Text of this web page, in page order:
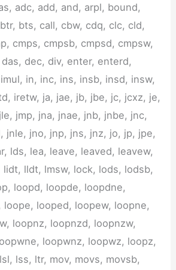
adc, add, and, arpl, bound,
bts, call, cbw, cdq, clc, cld,
cmps, cmpsb, cmpsd, cmpsw,
dec, div, enter, enterd,
in, inc, ins, insb, insd, insw,
iretw, ja, jae, jb, jbe, jc, jcxz, je,
jmp, jna, jnae, jnb, jnbe, jnc,
jnle, jno, jnp, jns, jnz, jo, jp, jpe,
lds, lea, leave, leaved, leavew,
lldt, lmsw, lock, lods, lodsb,
loopd, loopde, loopdne,
loope, looped, loopew, loopne,
loopnz, loopnzd, loopnzw,
loopwnz, loopwz, loopz,
lss, ltr, mov, movs, movsb,